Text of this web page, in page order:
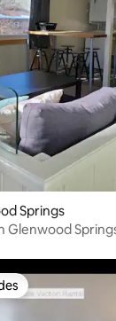
Springs
dos hóspedes